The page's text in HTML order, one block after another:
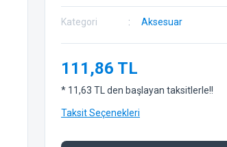
Kategori Aksesuar
111,86 TL
* 11,63 TL den başlayan taksitlerle!!
Taksit Seçenekleri